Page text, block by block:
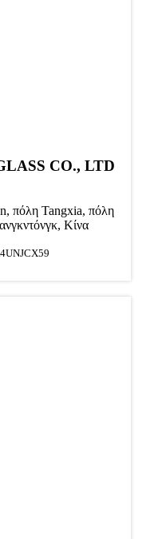
CO., LTD
πόλη Tangxia, πόλη
Κίνα